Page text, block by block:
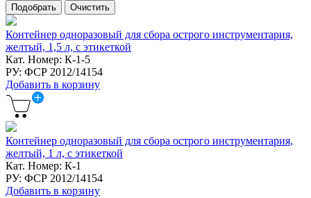
Контейнер одноразовый для сбора острого инструментария,
желтый, 1,5 л, с этикеткой
Кат. Номер: К-1-5
РУ: ФСР 2012/14154
Добавить в корзину
Контейнер одноразовый для сбора острого инструментария,
желтый, 1 л, с этикеткой
Кат. Номер: К-1
РУ: ФСР 2012/14154
Добавить в корзину